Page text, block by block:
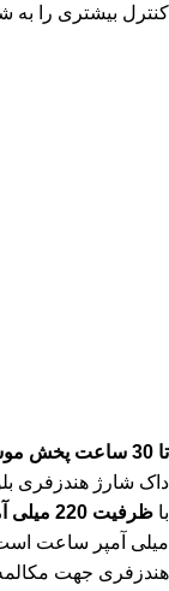
کنترل بیشتری را به
تا 30 ساعت پخش موسیقی با
داک شارژ هندزفری
با ظرفیت 220 میلی آمپر ساعت
میلی آمپر ساعت